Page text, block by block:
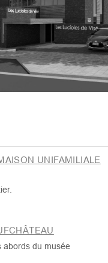
UNIFAMILIALE
abords du musée